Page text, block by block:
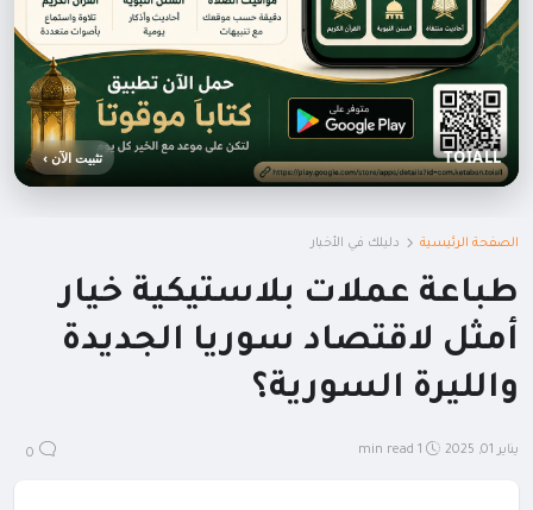
TOIALL تثبيت الآن ›
الصفحة الرئيسية دليلك في الأخبار
طباعة عملات بلاستيكية خيار
أمثل لاقتصاد سوريا الجديدة
والليرة السورية؟
يناير 01, 2025 1 min read
0